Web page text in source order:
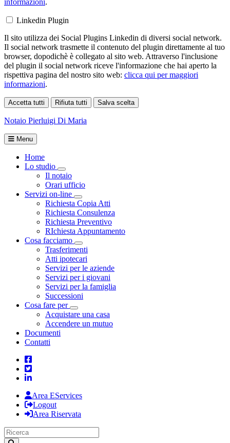
informazioni.
Linkedin Plugin
Il sito utilizza dei Social Plugins Linkedin di diversi social network.
Il social network trasmette il contenuto del plugin direttamente al tuo
browser, dopodichè è collegato al sito web. Attraverso l'inclusione
del plugin il social network riceve l'informazione che hai aperto la
rispettiva pagina del nostro sito web: clicca qui per maggiori
informazioni.
Accetta tutti Rifiuta tutti Salva scelta
Notaio Pierluigi Di Maria
Menu
Home
Lo studio
Toggle Dropdown
Il notaio
Orari ufficio
Servizi on-line
Toggle Dropdown
Richiesta Copia Atti
Richiesta Consulenza
Richiesta Preventivo
RIchiesta Appuntamento
Cosa facciamo
Toggle Dropdown
Trasferimenti
Atti ipotecari
Servizi per le aziende
Servizi per i giovani
Servizi per la famiglia
Successioni
Cosa fare per
Toggle Dropdown
Acquistare una casa
Accendere un mutuo
Documenti
Contatti
Area EServices
Logout
Area Riservata